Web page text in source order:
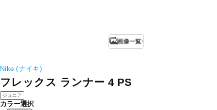
画像一覧
Nike (ナイキ)
フレックス ランナー 4 PS
ジュニア
カラー選択